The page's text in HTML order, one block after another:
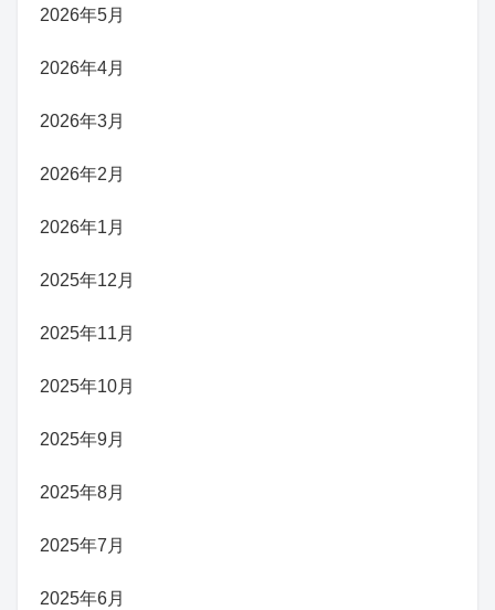
2026年5月
2026年4月
2026年3月
2026年2月
2026年1月
2025年12月
2025年11月
2025年10月
2025年9月
2025年8月
2025年7月
2025年6月